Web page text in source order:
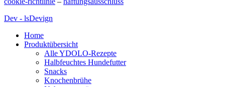
field
Dev - lsDevign
Home
Produktübersicht
Alle YDOLO-Rezepte
Halbfeuchtes Hundefutter
Snacks
Knochenbrühe